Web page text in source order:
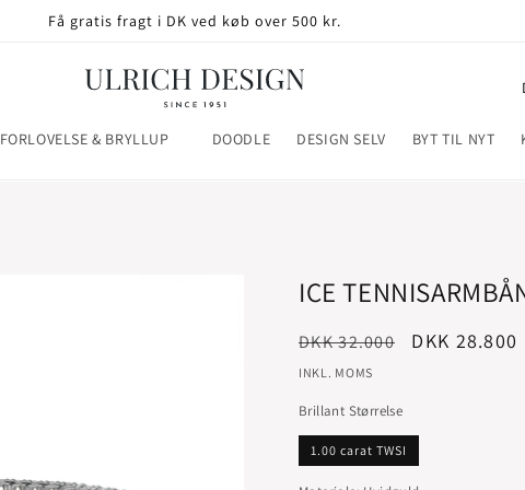
Få gratis fragt i DK ved køb over 500 kr.
FORLOVELSE & BRYLLUP DOODLE DESIGN SELV BYT TIL NYT
ICE
Normalpris
DKK 32.000 Udsalgspris
DKK 28.800
INKL. MOMS
Brillant Størrelse
1.00 carat TWSI